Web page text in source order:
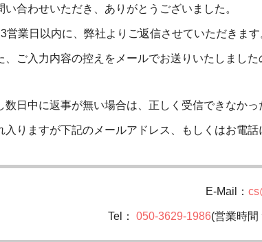
い合わせいただき、ありがとうございました。
営業日以内に、弊社よりご返信させていただきます
、ご入力内容の控えをメールでお送りいたしました
数日中に返事が無い場合は、正しく受信できなかっ
入りますが下記のメールアドレス、もしくはお電
E-Mail：
Tel： 050-3629-1986(営業時間